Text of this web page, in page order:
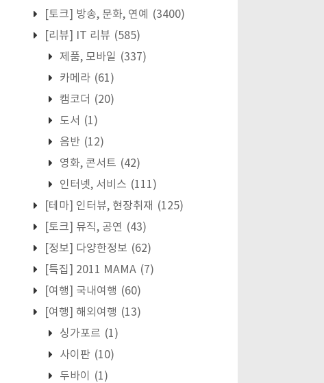
[토크] 방송, 문화, 연예
(3400)
[리뷰] IT 리뷰 (585)
제품, 모바일 (337)
카메라 (61)
캠코더 (20)
도서 (1)
음반 (12)
영화, 콘서트 (42)
인터넷, 서비스 (111)
[테마] 인터뷰, 현장취재 (125)
[토크] 뮤직, 공연 (43)
[정보] 다양한정보 (62)
[특집] 2011 MAMA (7)
[여행] 국내여행 (60)
[여행] 해외여행 (13)
싱가포르 (1)
사이판 (10)
두바이
(1)